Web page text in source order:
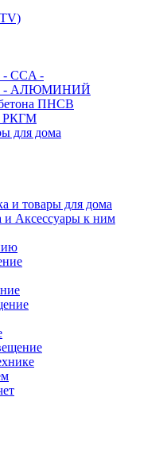
CCA -
- АЛЮМИНИЙ
ПНСВ
РКГМ
для дома
и товары для дома
и Аксессуары к ним